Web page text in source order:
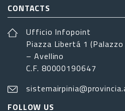
CONTACTS
Ufficio Infopoint
Piazza Libertá 1
– Avellino
C.F. 80000190647
FOLLOW US